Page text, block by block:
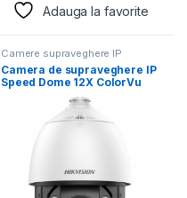
Adauga la favorite
Camere supraveghere IP
Camera de supraveghere IP
Speed Dome 12X ColorVu
4MP Hikvision